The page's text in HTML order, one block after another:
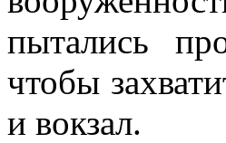
пытались
чтобы
и вокзал.